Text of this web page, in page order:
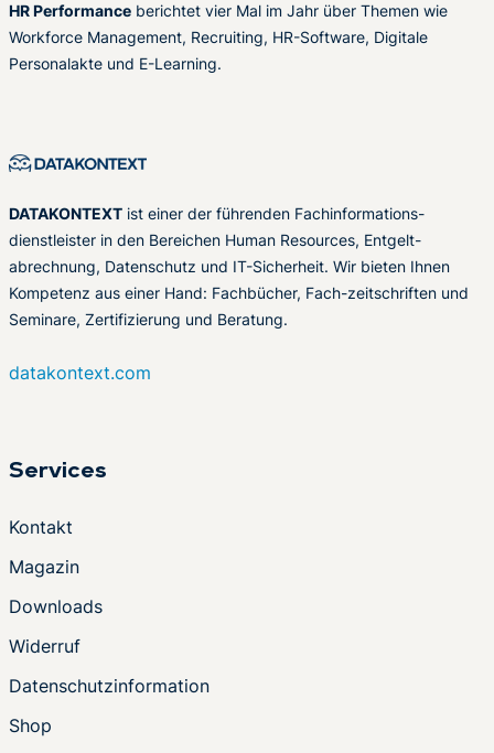
HR Performance berichtet vier Mal im Jahr über Themen wie
Workforce Management, Recruiting, HR-Software, Digitale
Personalakte und E-Learning.
DATAKONTEXT ist einer der führenden Fachinformations-
dienstleister in den Bereichen Human Resources, Entgelt-
abrechnung, Datenschutz und IT-Sicherheit. Wir bieten Ihnen
Kompetenz aus einer Hand: Fachbücher, Fach-zeitschriften und
Seminare, Zertifizierung und Beratung.
datakontext.com
Services
Kontakt
Magazin
Downloads
Widerruf
Datenschutzinformation
Shop